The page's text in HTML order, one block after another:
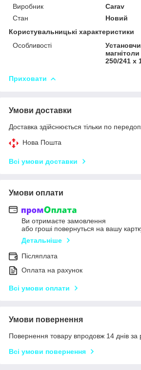
Виробник
Carav
Стан
Новий
Користувальницькі характеристики
Особливості
250/241 х
Приховати
Умови доставки
Доставка здійснюється тільки по
Нова Пошта
Всі умови доставки
Умови оплати
Ви отримаєте замовлення
або гроші повернуться на вашу
Детальніше
Післяплата
Оплата на рахунок
Всі умови оплати
Умови повернення
Повернення товару впродовж 14 днів за
Всі умови повернення